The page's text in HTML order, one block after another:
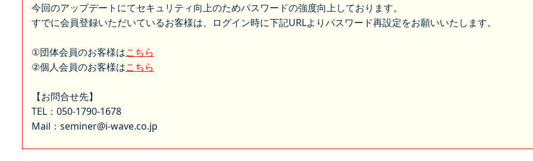
今回のアップデートにてセキュリティ向上のためパスワードの強度向上しております。
すでに会員登録いただいているお客様は、ログイン時に下記URLよりパスワード再設定をお願いいたします。
①団体会員のお客様はこちら
②個人会員のお客様はこちら
【お問合せ先】
TEL：050-1790-1678
Mail：seminer@i-wave.co.jp